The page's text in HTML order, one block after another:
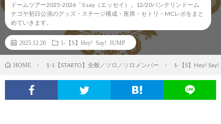
ドームツアー2025-2026「S say（エッセイ）」12/20バンテリンドーム
ナゴヤ初日公演のグッズ・ステージ構成・座席・セトリ・MCレポをまと
めていきます。
2025.12.20 1-【S】Hey! Say! JUMP
HOME 1-1【STARTO】全般／ソロ／ソロメンバー 1-【S】Hey! Say!